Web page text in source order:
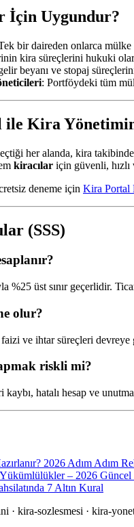
Uygundur?
bir daireden onlarca
kira süreçlerini hukuki
beyanı ve stopaj
: Portföydeki tüm
Kira
her alanda, kira
kiracılar için güvenli,
deneme için Kira Portal
(SSS)
%25 üst sınır geçerlidir.
olur?
ve ihtar süreçleri
riskli mi?
hatalı hesap ve
2026 Adım Adım
– 2026 Güncel
7 Altın Kural
· kira-sozlesmesi · kira-